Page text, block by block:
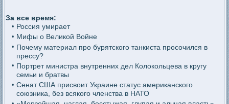
За все время:
Россия умирает
Мифы о Великой Войне
Почему материал про бурятского танкиста просочился в
прессу?
Портрет министра внутренних дел Колокольцева в кругу
семьи и братвы
Сенат США присвоит Украине статус американского
союзника, без всякого членства в НАТО